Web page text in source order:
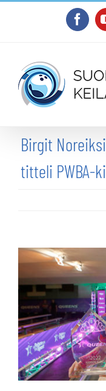
Birgit
titteli PWBA-
Katso
kuvaa
isompana